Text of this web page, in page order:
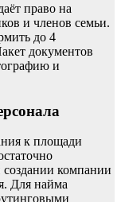
право на
и членов семьи.
до 4
документов
и
к площади
компании
Для найма